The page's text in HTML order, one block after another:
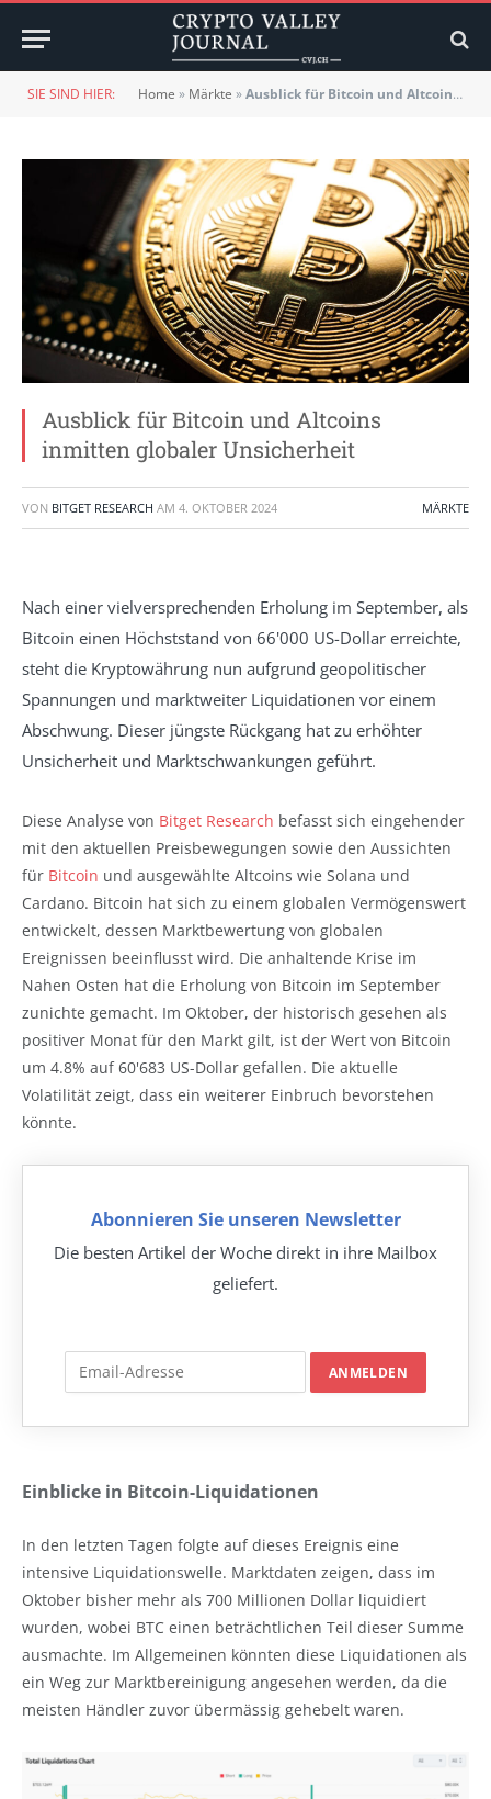
SIE SIND HIER: Home » Märkte »Ausblick für Bitcoin und Altcoins inmitten globaler Unsicherheit
Ausblick für Bitcoin und Altcoins
inmitten globaler Unsicherheit
VON BITGET RESEARCH AM 4. OKTOBER 2024 MÄRKTE
Nach einer vielversprechenden Erholung im September, als
Bitcoin einen Höchststand von 66'000 US-Dollar erreichte,
steht die Kryptowährung nun aufgrund geopolitischer
Spannungen und marktweiter Liquidationen vor einem
Abschwung. Dieser jüngste Rückgang hat zu erhöhter
Unsicherheit und Marktschwankungen geführt.
Diese Analyse von Bitget Research befasst sich eingehender
mit den aktuellen Preisbewegungen sowie den Aussichten
für Bitcoin und ausgewählte Altcoins wie Solana und
Cardano. Bitcoin hat sich zu einem globalen Vermögenswert
entwickelt, dessen Marktbewertung von globalen
Ereignissen beeinflusst wird. Die anhaltende Krise im
Nahen Osten hat die Erholung von Bitcoin im September
zunichte gemacht. Im Oktober, der historisch gesehen als
positiver Monat für den Markt gilt, ist der Wert von Bitcoin
um 4.8% auf 60'683 US-Dollar gefallen. Die aktuelle
Volatilität zeigt, dass ein weiterer Einbruch bevorstehen
könnte.
Abonnieren Sie unseren Newsletter
Die besten Artikel der Woche direkt in ihre Mailbox
geliefert.
Einblicke in Bitcoin-Liquidationen
In den letzten Tagen folgte auf dieses Ereignis eine
intensive Liquidationswelle. Marktdaten zeigen, dass im
Oktober bisher mehr als 700 Millionen Dollar liquidiert
wurden, wobei BTC einen beträchtlichen Teil dieser Summe
ausmachte. Im Allgemeinen könnten diese Liquidationen als
ein Weg zur Marktbereinigung angesehen werden, da die
meisten Händler zuvor übermässig gehebelt waren.